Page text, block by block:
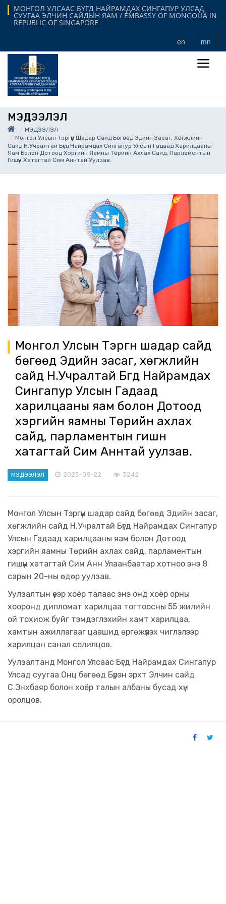
МОНГОЛ УЛСААС БҮГД НАЙРАМДАХ СИНГАПУР УЛСАД
СУУГАА ЭЛЧИН САЙДЫН ЯАМ / EMBASSY OF MONGOLIA IN
REPUBLIC OF SINGAPORE
en mn
МЭДЭЭЛЭЛ
МЭДЭЭЛЭЛ
Монгол Улсын Тэргүүн Шадар Сайд Бөгөөд Эдийн Засаг, Хөгжлийн
Сайд Н.Учралтай Бүгд Найрамдах Сингапур Улсын Гадаад Харилцааны
Яам Болон Дотоод Хэргийн Яамны Төрийн Ахлах Сайд, Парламентын
Гишүүн Хатагтай Сим Аннтай Уулзав.
Монгол Улсын Тэргүүн шадар сайд
бөгөөд Эдийн засаг, хөгжлийн
сайд Н.Учралтай Бүгд Найрамдах
Сингапур Улсын Гадаад
харилцааны яам болон Дотоод
хэргийн яамны Төрийн ахлах
сайд, парламентын гишүүн
хатагтай Сим Аннтай уулзав.
МЭДЭЭЛЭЛ 2025-08-22 3242
Монгол Улсын Тэргүүн шадар сайд бөгөөд Эдийн засаг,
хөгжлийн сайд Н.Учралтай Бүгд Найрамдах Сингапур
Улсын Гадаад харилцааны яам болон Дотоод
хэргийн яамны Төрийн ахлах сайд, парламентын
гишүүн хатагтай Сим Анн Улаанбаатар хотноо энэ 8
сарын 20-ны өдөр уулзав.
Уулзалтын үеэр хоёр талаас энэ онд хоёр орны
хооронд дипломат харилцаа тогтоосны 55 жилийн
ой тохиож буйг тэмдэглэхийн хамт харилцаа,
хамтын ажиллагааг цаашид өргөжүүлэх чиглэлээр
харилцан санал солилцов.
Уулзалтанд Монгол Улсаас Бүгд Найрамдах Сингапур
Улсад суугаа Онц бөгөөд Бүрэн эрхт Элчин сайд
С.Энхбаяр болон хоёр талын албаны бусад хүн
оролцов.